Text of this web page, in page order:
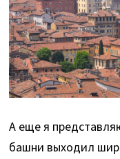
А еще я
башни выходил